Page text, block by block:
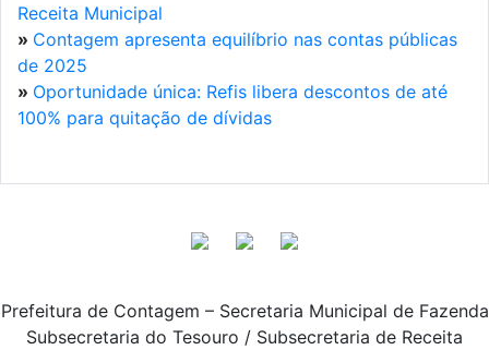
Receita Municipal
» Contagem apresenta equilíbrio nas contas públicas
de 2025
» Oportunidade única: Refis libera descontos de até
100% para quitação de dívidas
Prefeitura de Contagem – Secretaria Municipal de Fazenda
Subsecretaria do Tesouro / Subsecretaria de Receita